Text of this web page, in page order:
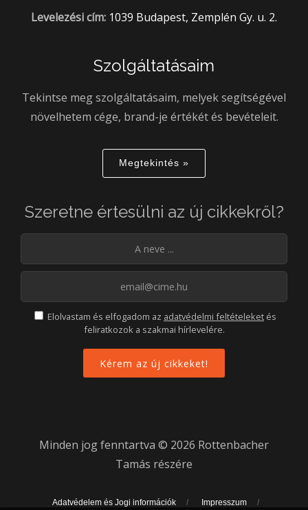
Levelezési cím: 1039 Budapest, Zemplén Gy. u. 2.
Szolgáltatásaim
Tekintse meg szolgáltatásaim, melyek segítségével
növelhetem cége, brand-je értékét és bevételeit.
Megtekintés »
Szeretne értesülni az új cikkekről?
Elolvastam és elfogadom az adatvédelmi feltételeket és
feliratkozok a szakmai hírlevelére.
Minden jog fenntartva © 2026 Rottenbacher
Tamás részére
Adatvédelem és Jogi információk Impresszum